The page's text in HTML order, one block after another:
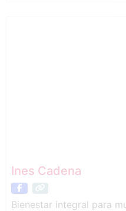
Ines Cadena
Bienestar integral para